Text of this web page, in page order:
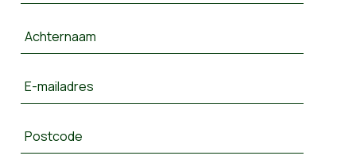
Achternaam
E-mailadres
Postcode